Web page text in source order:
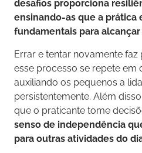
desafios proporciona
ensinando-as que a prática
fundamentais para
Errar e tentar novamente
esse processo se repete em
auxiliando os pequenos a
persistentemente. Além
que o praticante tome
senso de independência
para outras atividades do